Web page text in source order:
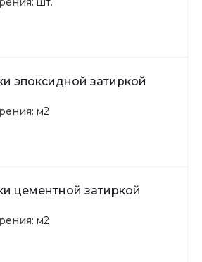
эпоксидной затиркой
м2
цементной затиркой
м2